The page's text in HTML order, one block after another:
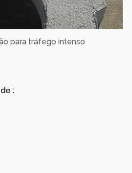
para tráfego intenso
: